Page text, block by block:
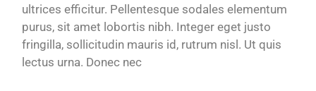
ultrices efficitur. Pellentesque sodales elementum
purus, sit amet lobortis nibh. Integer eget justo
fringilla, sollicitudin mauris id, rutrum nisl. Ut quis
lectus urna. Donec nec